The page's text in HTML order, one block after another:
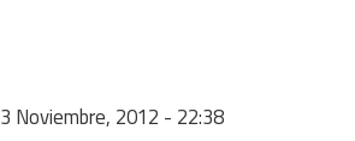
3 Noviembre, 2012 - 22:38